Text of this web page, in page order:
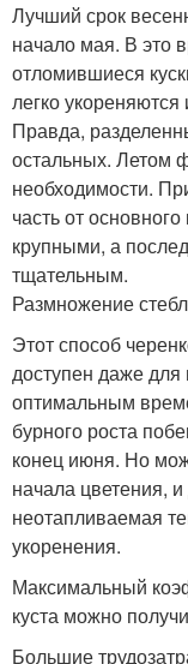
Лучший срок
начало мая. В это
отломившиеся
легко
Правда,
остальных. Летом
необходимости.
часть от
крупными, а
тщательным.
Размножение
Этот способ
доступен даже
оптимальным
бурного роста
конец июня. Но
начала цветения,
неотапливаемая
укоренения.
Максимальный
куста можно
Большие